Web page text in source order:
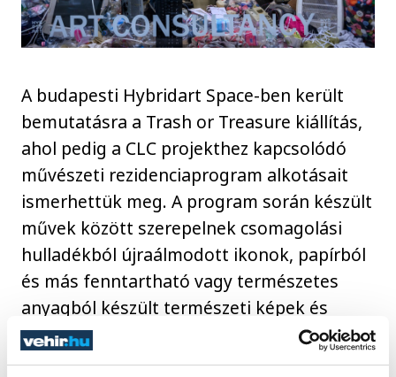
A budapesti Hybridart Space-ben került
bemutatásra a Trash or Treasure kiállítás,
ahol pedig a CLC projekthez kapcsolódó
művészeti rezidenciaprogram alkotásait
ismerhettük meg. A program során készült
művek között szerepelnek csomagolási
hulladékból újraálmodott ikonok, papírból
és más fenntartható vagy természetes
anyagból készült természeti képek és
festmények, műanyagból és épülethálóból
készült installációk, valamint egy fotó- és